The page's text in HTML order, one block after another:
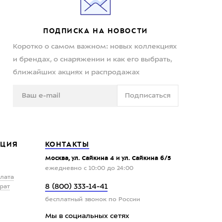
ПОДПИСКА НА НОВОСТИ
Коротко о самом важном: новых коллекциях
и брендах, о снаряжении и как его выбрать,
ближайших акциях и распродажах
Подписаться
КОНТАКТЫ
Москва, ул. Сайкина 4 и ул. Сайкина 6/5
ежедневно с 10:00 до 24:00
8 (800) 333-14-41
бесплатный звонок по России
Мы в социальных сетях